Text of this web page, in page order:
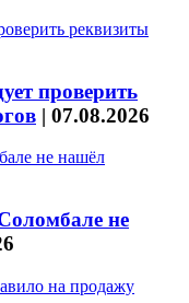
проверить
| 07.08.2026
не